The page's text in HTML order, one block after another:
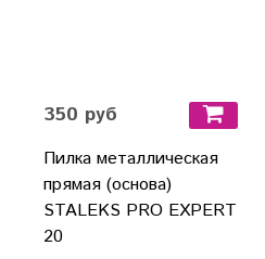
350 руб
Пилка металлическая
прямая (основа)
STALEKS PRO EXPERT
20